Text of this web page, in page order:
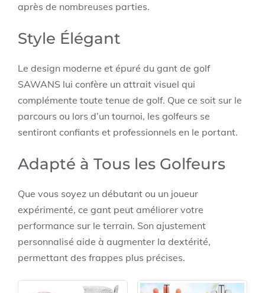
après de nombreuses parties.
Style Élégant
Le design moderne et épuré du gant de golf
SAWANS lui confère un attrait visuel qui
complémente toute tenue de golf. Que ce soit sur le
parcours ou lors d’un tournoi, les golfeurs se
sentiront confiants et professionnels en le portant.
Adapté à Tous les Golfeurs
Que vous soyez un débutant ou un joueur
expérimenté, ce gant peut améliorer votre
performance sur le terrain. Son ajustement
personnalisé aide à augmenter la dextérité,
permettant des frappes plus précises.